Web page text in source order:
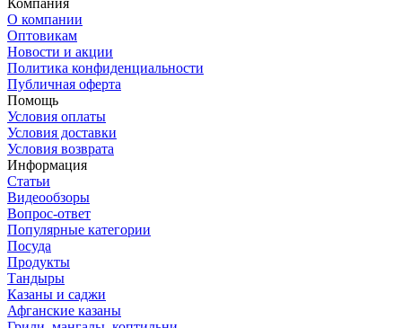
О компании
Оптовикам
Новости и акции
Политика конфиденциальности
Публичная оферта
Помощь
Условия оплаты
Условия доставки
Условия возврата
Информация
Статьи
Видеообзоры
Вопрос-ответ
Популярные категории
Посуда
Продукты
Тандыры
Казаны и саджи
Афганские казаны